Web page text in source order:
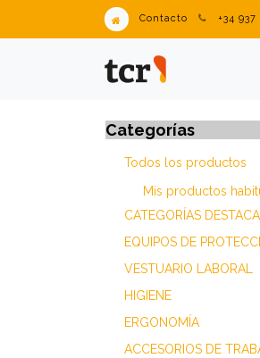
Contacto +34
Categorías
Todos los productos
Mis productos
​​​​​​​​​​​​​​CATEGORÍAS
​​​​​​​​​​​​​​EQUIPOS DE
​​​​​​​​​​​​​​VESTUARIO LABORAL
​​​​​​​​​​​​​​HIGIENE
​​​​​​​​​​​​​​ERGONOMÍA
​​​​​​​​​​​​​​ACCESORIOS DE